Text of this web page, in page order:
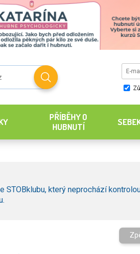
PŘÍBĚHY O
HUBNUTÍ
STOBklubu, který neprochází